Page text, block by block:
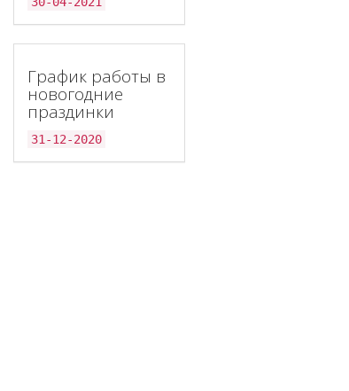
График работы в
новогодние
праздинки
31-12-2020